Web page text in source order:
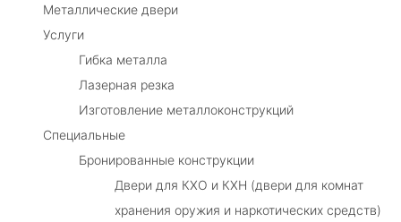
Металлические двери
Услуги
Гибка металла
Лазерная резка
Изготовление металлоконструкций
Специальные
Бронированные конструкции
Двери для КХО и КХН (двери для комнат
хранения оружия и наркотических средств)